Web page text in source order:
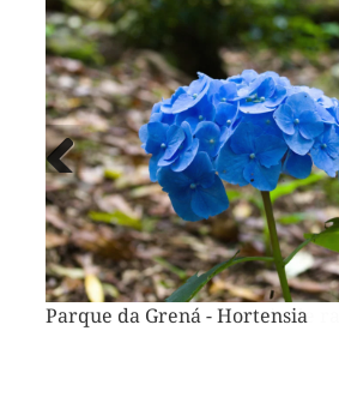
Parque da Grená - Hortensia
Vorheriges
Bild